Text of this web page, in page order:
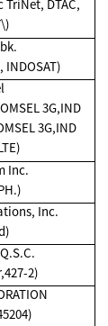
TriNet, DTAC,
INDOSAT)
3G,IND
3G,IND
Inc.
Inc.
2)